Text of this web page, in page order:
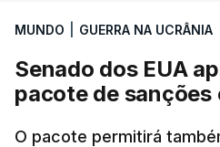
MUNDO GUERRA NA UCRÂNIA
Senado dos EUA
pacote de sanções
O pacote permitirá